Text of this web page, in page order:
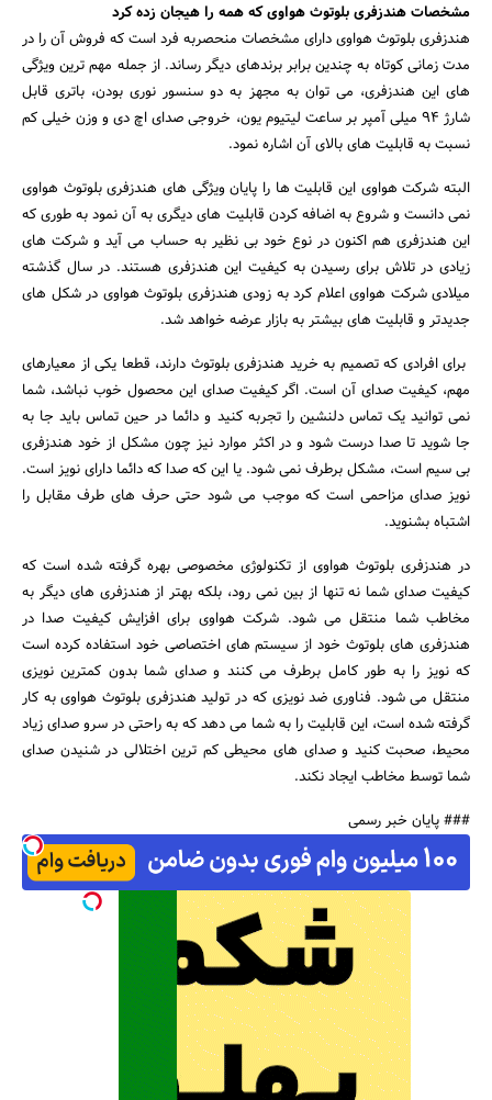
مشخصات هندزفری بلوتوث هواوی که همه را هیجان زده کرد
هندزفری بلوتوث هواوی دارای مشخصات منحصربه فرد است که فروش آن را در
مدت زمانی کوتاه به چندین برابر برندهای دیگر رساند. از جمله مهم ترین ویژگی
های این هندزفری، می توان به مجهز به دو سنسور نوری بودن، باتری قابل
شارژ 94 میلی آمپر بر ساعت لیتیوم یون، خروجی صدای اچ دی و وزن خیلی کم
نسبت به قابلیت های بالای آن اشاره نمود.
البته شرکت هواوی این قابلیت ها را پایان ویژگی های هندزفری بلوتوث هواوی
نمی دانست و شروع به اضافه کردن قابلیت های دیگری به آن نمود به طوری که
این هندزفری هم اکنون در نوع خود بی نظیر به حساب می آید و شرکت های
زیادی در تلاش برای رسیدن به کیفیت این هندزفری هستند. در سال گذشته
میلادی شرکت هواوی اعلام کرد به زودی هندزفری بلوتوث هواوی در شکل های
جدیدتر و قابلیت های بیشتر به بازار عرضه خواهد شد.
برای افرادی که تصمیم به خرید هندزفری بلوتوث دارند، قطعا یکی از معیارهای
مهم، کیفیت صدای آن است. اگر کیفیت صدای این محصول خوب نباشد، شما
نمی توانید یک تماس دلنشین را تجربه کنید و دائما در حین تماس باید جا به
جا شوید تا صدا درست شود و در اکثر موارد نیز چون مشکل از خود هندزفری
بی سیم است، مشکل برطرف نمی شود. یا این که صدا که دائما دارای نویز است.
نویز صدای مزاحمی است که موجب می شود حتی حرف های طرف مقابل را
اشتباه بشنوید.
در هندزفری بلوتوث هواوی از تکنولوژی مخصوصی بهره گرفته شده است که
کیفیت صدای شما نه تنها از بین نمی رود، بلکه بهتر از هندزفری های دیگر به
مخاطب شما منتقل می شود. شرکت هواوی برای افزایش کیفیت صدا در
هندزفری های بلوتوث خود از سیستم های اختصاصی خود استفاده کرده است
که نویز را به طور کامل برطرف می کنند و صدای شما بدون کمترین نویزی
منتقل می شود. فناوری ضد نویزی که در تولید هندزفری بلوتوث هواوی به کار
گرفته شده است، این قابلیت را به شما می دهد که به راحتی در سرو صدای زیاد
محیط، صحبت کنید و صدای های محیطی کم ترین اختلالی در شنیدن صدای
شما توسط مخاطب ایجاد نکند.
### پایان خبر رسمی